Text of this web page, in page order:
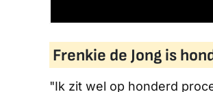
Frenkie de Jong is
"Ik zit wel op honderd